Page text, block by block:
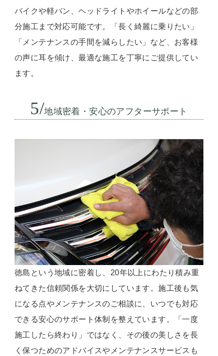
バイクや軽バン、ヘッドライトやホイールなどの部
分施工まで対応可能です。「長く綺麗に乗りたい」
「メンテナンスの手間を減らしたい」など、お客様
の声に耳を傾け、最適な施工を丁寧にご提供してい
ます。
5/地域密着・安心のアフターサポート
徳島という地域に密着し、20年以上にわたり積み重
ねてきた信頼関係を大切にしています。施工後も気
になる点やメンテナンスのご相談に、いつでも対応
できる安心のサポート体制を整えています。「一度
施工したら終わり」ではなく、その後の美しさを長
く保つためのアドバイスやメンテナンスサービスも